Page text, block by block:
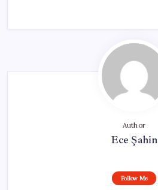
Author
Ece Şahin
Follow Me